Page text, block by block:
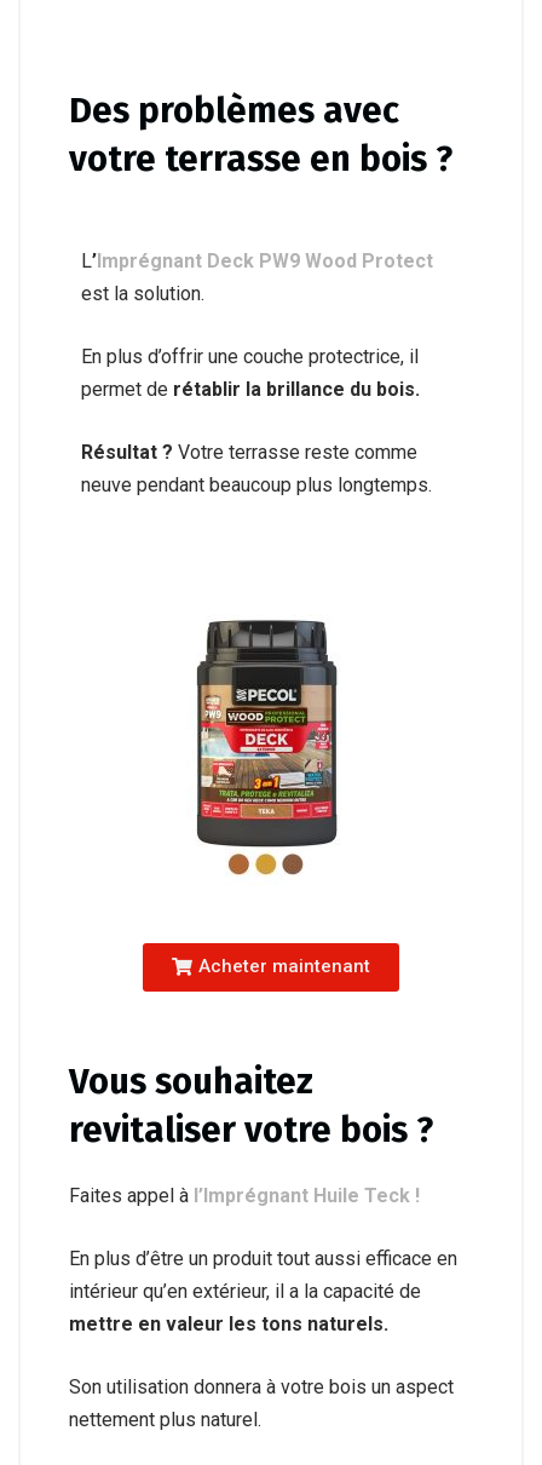
Des problèmes avec
votre terrasse en bois ?
L’ Imprégnant Deck PW9 Wood Protect
est la solution.
En plus d’offrir une couche protectrice, il
permet de rétablir la brillance du bois.
Résultat ? Votre terrasse reste comme
neuve pendant beaucoup plus longtemps.
Acheter maintenant
Vous souhaitez
revitaliser votre bois ?
Faites appel à l’Imprégnant Huile Teck !
En plus d’être un produit tout aussi efficace en
intérieur qu’en extérieur, il a la capacité de
mettre en valeur les tons naturels.
Son utilisation donnera à votre bois un aspect
nettement plus naturel.